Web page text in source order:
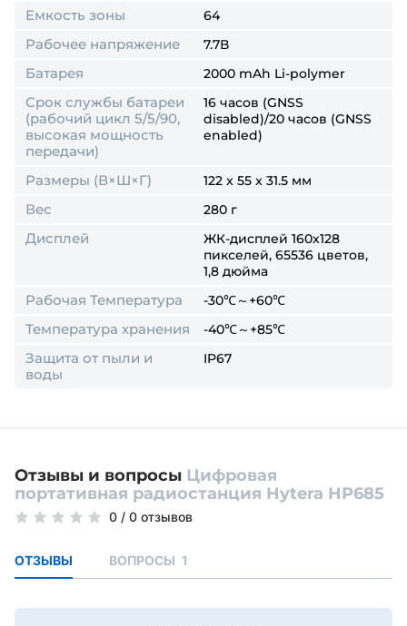
Емкость зоны 64
Рабочее напряжение 7.7В
Батарея 2000 mAh Li-polymer
Срок службы батареи
(рабочий цикл 5/5/90,
высокая мощность
передачи)
16 часов (GNSS
disabled)/20 часов (GNSS
enabled)
Размеры (В×Ш×Г) 122 x 55 x 31.5 мм
Вес 280 г
Дисплей
ЖК-дисплей 160x128
пикселей, 65536 цветов,
1,8 дюйма
Рабочая Температура -30℃～+60℃
Температура хранения -40℃～+85℃
Защита от пыли и
воды
IP67
Отзывы и вопросы Цифровая
портативная радиостанция Hytera HP685
0 / 0 отзывов
ОТЗЫВЫ ВОПРОСЫ 1